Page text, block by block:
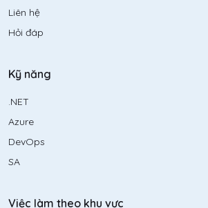
Liên hệ
Hỏi đáp
Kỹ năng
.NET
Azure
DevOps
SA
Việc làm theo khu vực